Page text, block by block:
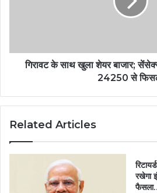
गिरावट के साथ खुला शेयर बाजार;
24250 से
Related Articles
रखेगा